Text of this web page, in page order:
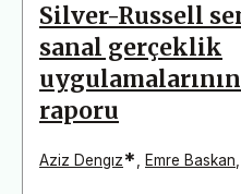
Silver-Russell
sanal gerçeklik
raporu
Aziz Dengız* Emre Baskan